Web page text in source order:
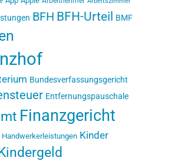
BFH BFH-Urteil BMF
Bundesverfassungsgericht
Entfernungspauschale
Finanzgericht
Handwerkerleistungen Kinder